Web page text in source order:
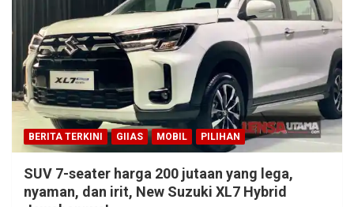
BERITA TERKINI GIIAS MOBIL PILIHAN
SUV 7-seater harga 200 jutaan yang lega,
nyaman, dan irit, New Suzuki XL7 Hybrid